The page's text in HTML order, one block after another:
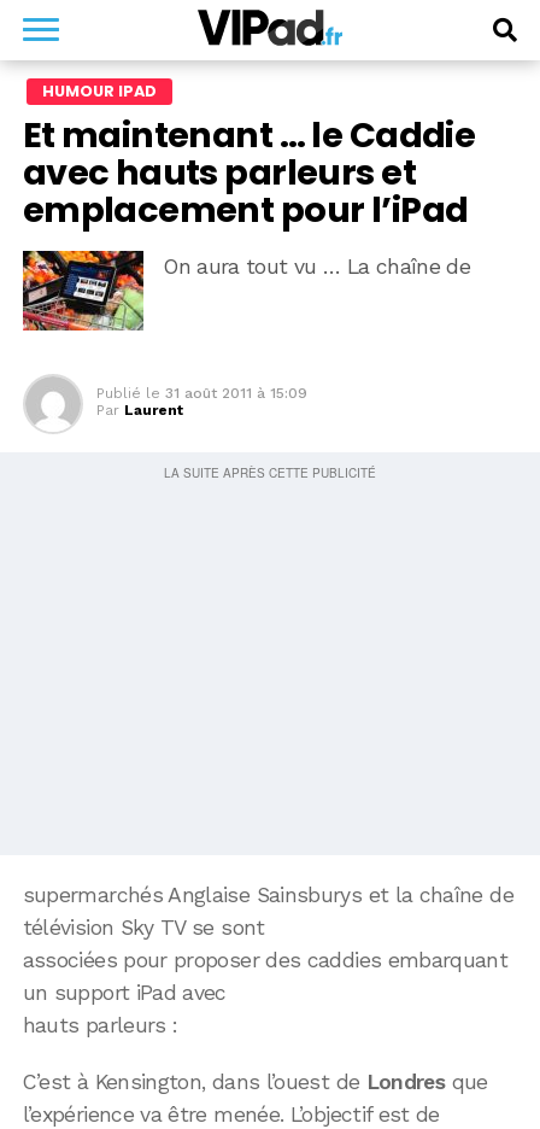
HUMOUR IPAD
Et maintenant … le Caddie
avec hauts parleurs et
emplacement pour l’iPad
On aura tout vu … La chaîne de
Publié le 31 août 2011 à 15:09
Par Laurent
supermarchés Anglaise Sainsburys et la chaîne de
télévision Sky TV se sont
associées pour proposer des caddies embarquant
un support iPad avec
hauts parleurs :
C’est à Kensington, dans l’ouest de Londresque
l’expérience va être menée. L’objectif est de